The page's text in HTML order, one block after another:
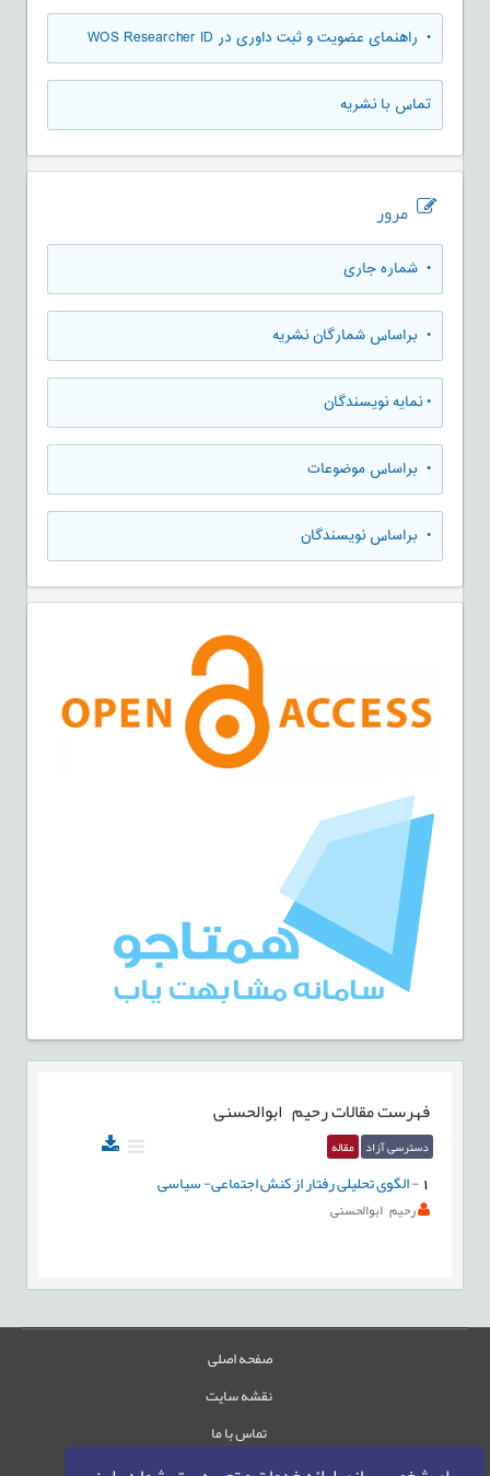
• راهنمای عضویت و ثبت داوری در WOS Researcher ID
تماس با نشریه
مرور
• شماره جاری
• براساس شمارگان نشریه
•نمایه نویسندگان
• براساس موضوعات
• براساس نویسندگان
فهرست مقالاترحیم ابوالحسنی
دسترسی آزاد مقاله
-الگوی تحلیلی رفتار از کنش اجتماعی- سیاسی
رحیم ابوالحسنی
صفحه اصلی
نقشه سایت
تماس با ما